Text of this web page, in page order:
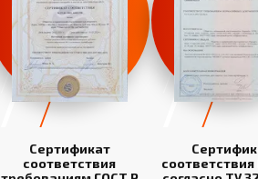
Сертификат
соответствия